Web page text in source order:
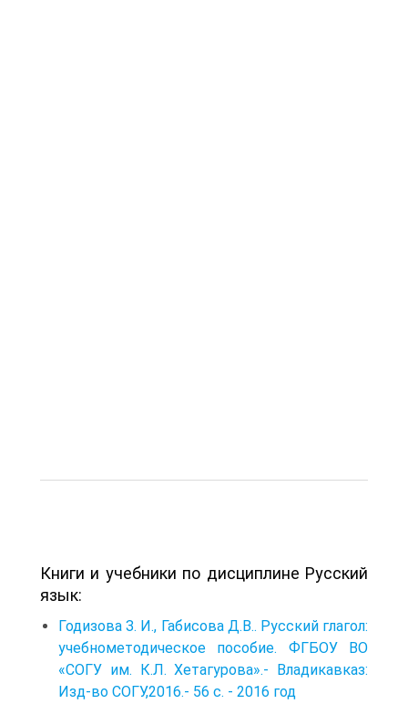
Книги и учебники по дисциплине Русский
язык:
Годизова З. И., Габисова Д.В.. Русский глагол:
учебнометодическое пособие. ФГБОУ ВО
«СОГУ им. К.Л. Хетагурова».- Владикавказ:
Изд-во СОГУ,2016.- 56 с. - 2016 год